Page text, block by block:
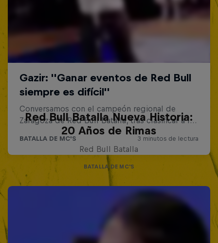
Red Bull Batalla Nueva Historia:
20 Años de Rimas
Red Bull Batalla
BATALLA DE MC'S